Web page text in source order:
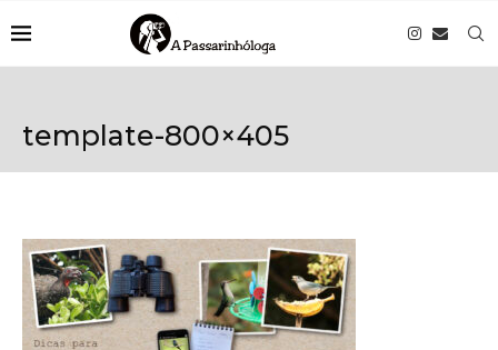
template-800×405